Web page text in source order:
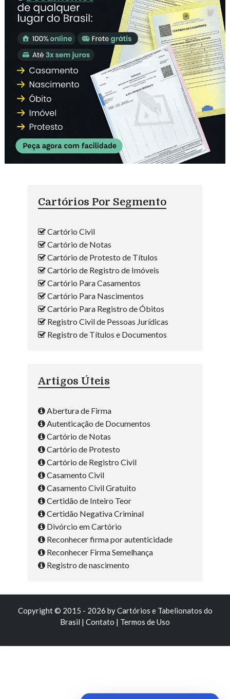
Cartórios Por Segmento
Cartório Civil
Cartório de Notas
Cartório de Protesto de Títulos
Cartório de Registro de Imóveis
Cartório Para Casamentos
Cartório Para Nascimentos
Cartório Para Registro de Óbitos
Registro Civil de Pessoas Jurídicas
Registro de Títulos e Documentos
Artigos Úteis
Abertura de Firma
Autenticação de Documentos
Cartório de Notas
Cartório de Protesto
Cartório de Registro Civil
Casamento Civil
Casamento Civil Gratuito
Certidão de Inteiro Teor
Certidão Negativa Criminal
Divórcio em Cartório
Reconhecer firma por autenticidade
Reconhecer Firma Semelhança
Registro de nascimento
Copyright © 2015 - 2026 byCartórios e Tabelionatos do
Brasil | Contato | Termos de Uso